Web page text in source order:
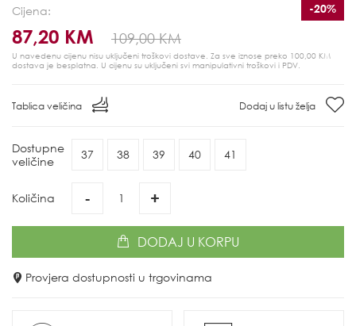
Cijena:
87,20 KM 109,00 KM
-20%
U navedenu cijenu nisu uključeni troškovi dostave. Za sve iznose preko 100,00 KM
dostava je besplatna. U cijenu su uključeni svi manipulativni troškovi i PDV.
Tablica veličina Dodaj u listu želja
Dostupne
veličine
37 38 39 40 41
Količina - +
DODAJ U KORPU
Provjera dostupnosti u trgovinama